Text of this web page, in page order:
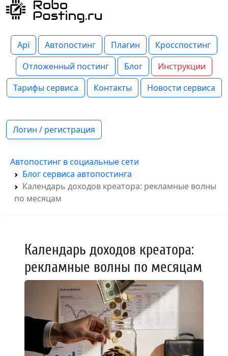
Api Автопостинг Плагин
Кросспостинг
Отложенный постинг
Блог
Инструкции
Тарифы сервиса
Контакты Новости сервиса
Логин / регистрация
Автопостинг в социальные сети
Блог сервиса автопостинга
Календарь доходов креатора: рекламные волны
по месяцам
Календарь доходов креатора:
рекламные волны по месяцам